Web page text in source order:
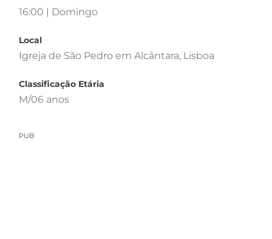
16:00 | Domingo
Local
Igreja de São Pedro em Alcântara, Lisboa
Classificação Etária
M/06 anos
PUB